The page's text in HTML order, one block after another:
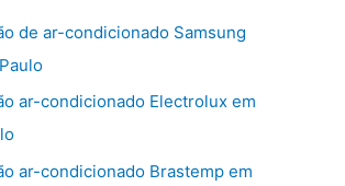
de ar-condicionado Samsung
ar-condicionado Electrolux em
ar-condicionado Brastemp em